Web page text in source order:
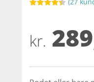
baseret
på
kundebedø
kr.